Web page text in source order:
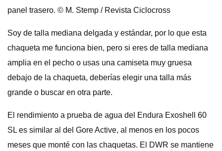
panel trasero. © M. Stemp / Revista Ciclocross
Soy de talla mediana delgada y estándar, por lo que esta
chaqueta me funciona bien, pero si eres de talla mediana
amplia en el pecho o usas una camiseta muy gruesa
debajo de la chaqueta, deberías elegir una talla más
grande o buscar en otra parte.
El rendimiento a prueba de agua del Endura Exoshell 60
SL es similar al del Gore Active, al menos en los pocos
meses que monté con las chaquetas. El DWR se mantiene